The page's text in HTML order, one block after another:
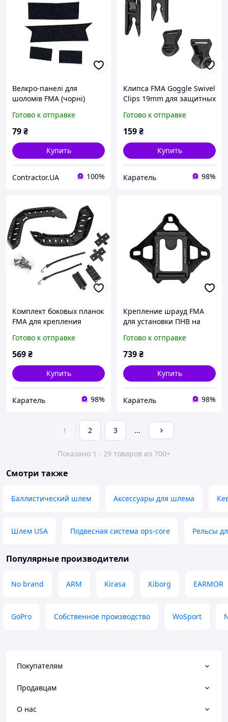
Велкро-панелі для
шоломів FMA (чорні)
Готово к отправке
79₴
Купить
Contractor.UA 100%
Клипса FMA Goggle Swivel
Clips 19mm для защитных
Крепления на шлем
Готово к отправке
159₴
Купить
Каратель 98%
Комплект боковых планок
FMA для крепления
OPS-Core Maritime,
Черный, Рейки
Готово к отправке
569₴
Купить
Каратель 98%
Крепление шрауд FMA
для установки ПНВ на
Черный
Готово к отправке
739₴
Купить
Каратель 98%
1 2 3 ...
Показано 1 - 29 товаров из 700+
Смотри также
Баллистический шлем Аксессуары для шлема
Шлем USA Подвесная система ops-core Рельсы
Популярные производители
No brand ARM Kirasa Kiborg EARMOR
GoPro Собственное производство WoSport
Покупателям
Продавцам
О нас